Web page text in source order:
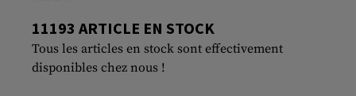
11193 ARTICLE EN STOCK
Tous les articles en stock sont effectivement
disponibles chez nous !